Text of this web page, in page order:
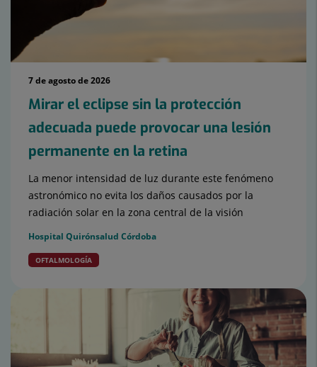
7 de agosto de 2026
Mirar el eclipse sin la protección
adecuada puede provocar una lesión
permanente en la retina
La menor intensidad de luz durante este fenómeno
astronómico no evita los daños causados por la
radiación solar en la zona central de la visión
Hospital Quirónsalud Córdoba
OFTALMOLOGÍA